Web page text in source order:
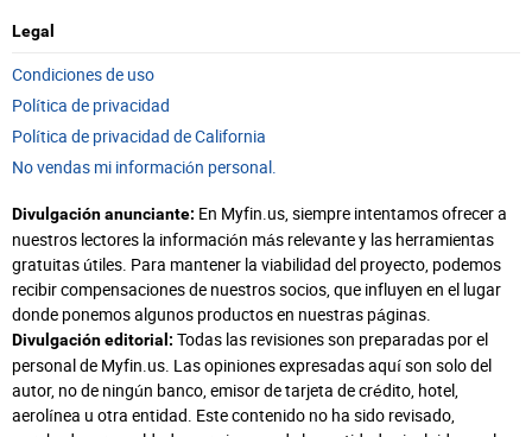
Legal
Condiciones de uso
Política de privacidad
Política de privacidad de California
No vendas mi información personal.
Divulgación anunciante: En Myfin.us, siempre intentamos ofrecer a
nuestros lectores la información más relevante y las herramientas
gratuitas útiles. Para mantener la viabilidad del proyecto, podemos
recibir compensaciones de nuestros socios, que influyen en el lugar
donde ponemos algunos productos en nuestras páginas.
Divulgación editorial: Todas las revisiones son preparadas por el
personal de Myfin.us. Las opiniones expresadas aquí son solo del
autor, no de ningún banco, emisor de tarjeta de crédito, hotel,
aerolínea u otra entidad. Este contenido no ha sido revisado,